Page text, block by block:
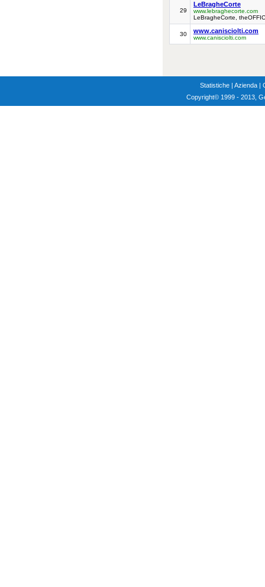
29
LeBragheCorte
www.lebraghecorte.com
LeBragheCorte,
30 www.canisciolti.com
www.canisciolti.com
Statistiche | Azienda |
Copyright© 1999 - 2013,